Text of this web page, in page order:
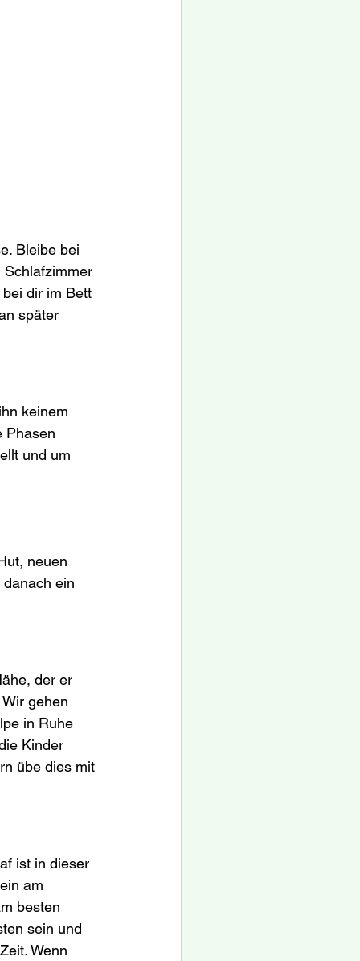
Bleibe bei
Schlafzimmer
dir im Bett
später
keinem
Phasen
und um
neuen
ein
der er
gehen
in Ruhe
Kinder
übe dies mit
ist in dieser
am
besten
sein und
Wenn